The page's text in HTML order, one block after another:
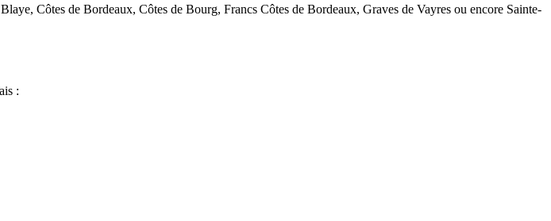
Côtes de Bordeaux, Côtes de Bourg, Francs Côtes de Bordeaux, Graves de Vayres ou encore Sainte-
: